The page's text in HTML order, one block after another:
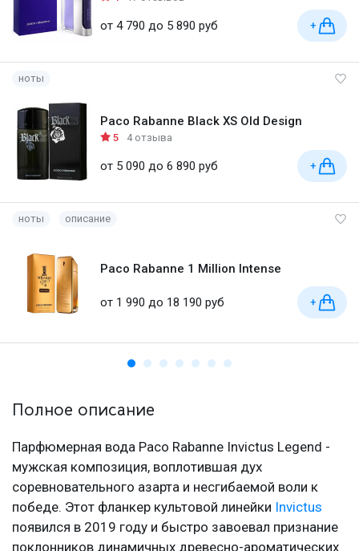
от 4 790 до 5 890 руб +
ноты
Paco Rabanne Black XS Old Design
5 4 отзыва
от 5 090 до 6 890 руб +
ноты описание
Paco Rabanne 1 Million Intense
от 1 990 до 18 190 руб +
Полное описание
Парфюмерная вода Paco Rabanne Invictus Legend -
мужская композиция, воплотившая дух
соревновательного азарта и несгибаемой воли к
победе. Этот фланкер культовой линейки Invictus
появился в 2019 году и быстро завоевал признание
поклонников динамичных древесно-ароматических